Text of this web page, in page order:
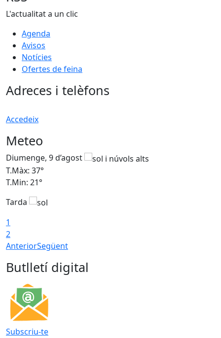
L'actualitat a un clic
Agenda
Avisos
Notícies
Ofertes de feina
Adreces i telèfons
Accedeix
Meteo
Diumenge, 9 d’agost
T.Màx: 37°
T.Min: 21°
Tarda
1
2
AnteriorSegüent
Butlletí digital
Subscriu-te